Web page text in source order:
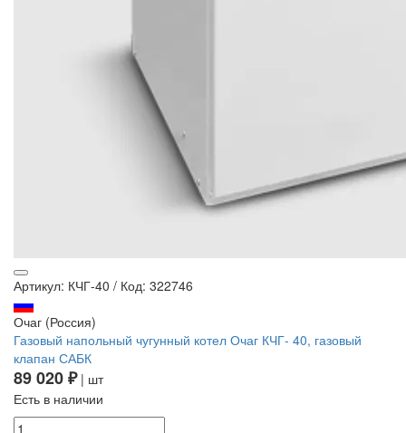
Артикул: КЧГ-40 / Код: 322746
Очаг (Россия)
Газовый напольный чугунный котел Очаг КЧГ- 40, газовый
клапан САБК
89 020 ₽| шт
Есть в наличии